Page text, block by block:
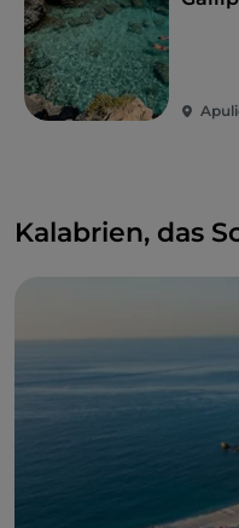
Kalabrien, das